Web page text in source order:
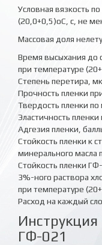
Условная вязкость
(20,0+0,5)оС, с, не
Массовая доля
Время высыхания до
при температуре
Степень перетира,
Прочность пленки
Твердость пленки
Эластичность
Адгезия пленки,
Стойкость пленки к
минерального масла
Стойкость пленки
3%-ного раствора
при температуре
Расход на каждый
ГФ-021